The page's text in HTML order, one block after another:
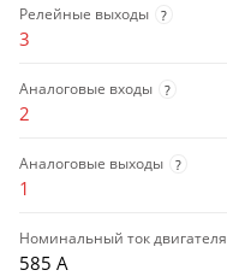
Релейные выходы ?
3
Аналоговые входы ?
2
Аналоговые выходы ?
1
Номинальный ток двигателя
585 А